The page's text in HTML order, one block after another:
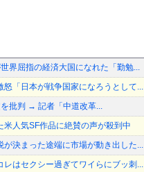
界屈指の経済大国になれた「勤勉...
「日本が戦争国家になろうとして...
を批判 → 記者「中道改革...
人気SF作品に絶賛の声が殺到中
決まった途端に市場が動き出した...
はセクシー過ぎてワイらにブッ刺...